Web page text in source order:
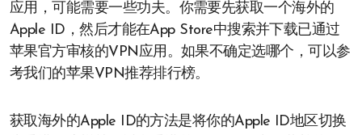
应用，可能需要一些功夫。你需要先获取一个海外的
Apple ID，然后才能在App Store中搜索并下载已通过
苹果官方审核的VPN应用。如果不确定选哪个，可以参
考我们的苹果VPN推荐排行榜。
获取海外的Apple ID的方法是将你的Apple ID地区切换